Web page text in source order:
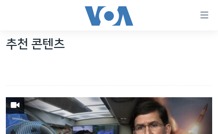
가
메
인
콘
한반도
라디오
프로그램
FOLLOW US
추천 콘텐츠